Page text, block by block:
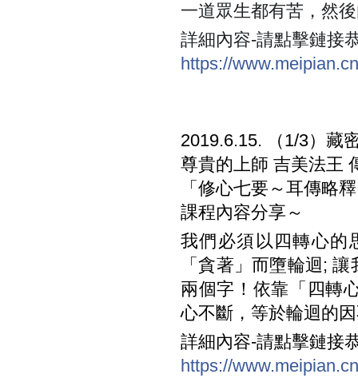
一道眾生都有苦，然
詳細內容-請點擊鏈接
https://
2019.6.15. （1/3）藏
尊貴的上師 吉美法王
「修心七要～耳傳略
課程內容分享～
我們必須以四轉心的
「貪著」而墮輪迴;
兩個字！依靠「四轉
心不斷，等於輪迴的
詳細內容-請點擊鏈接
https://